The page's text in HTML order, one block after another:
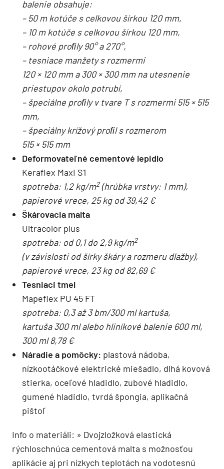
balenie obsahuje:
– 50 m kotúče s celkovou šírkou 120 mm,
– 10 m kotúče s celkovou šírkou 120 mm,
– rohové proﬁly 90° a 270°,
– tesniace manžety s rozmermi
120 × 120 mm a 300 × 300 mm na utesnenie
priestupov okolo potrubí,
– špeciálne proﬁly v tvare T s rozmermi 515 × 515
mm,
– špeciálny krížový proﬁl s rozmerom
515 × 515 mm
Deformovateľné cementové lepidlo
Keraflex Maxi S1
spotreba: 1,2 kg/m2(hrúbka vrstvy: 1 mm),
papierové vrece, 25 kg od 39,42 €
Škárovacia malta
Ultracolor plus
spotreba: od 0,1 do 2,9 kg/m2
(v závislosti od šírky škáry a rozmeru dlažby),
papierové vrece, 23 kg od 82,69 €
Tesniaci tmel
Mapeflex PU 45 FT
spotreba: 0,3 až 3 bm/300 ml kartuša,
kartuša 300 ml alebo hliníkové balenie 600 ml,
300 ml 8,78 €
Náradie a pomôcky: plastová nádoba,
nízkootáčkové elektrické miešadlo, dlhá kovová
stierka, oceľové hladidlo, zubové hladidlo,
gumené hladidlo, tvrdá špongia, aplikačná
pištoľ
Info o materiáli: » Dvojzložková elastická
rýchloschnúca cementová malta s možnosťou
aplikácie aj pri nízkych teplotách na vodotesnú